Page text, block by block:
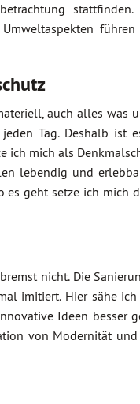
auch alles was
Tag. Deshalb ist
ich mich als
lebendig und
geht setze ich mich
nicht. Die
imitiert. Hier sähe
Ideen besser
von Modernität